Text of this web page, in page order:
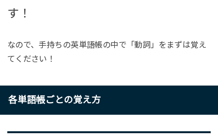
す！
なので、手持ちの英単語帳の中で「動詞」をまずは覚え
てください！
各単語帳ごとの覚え方